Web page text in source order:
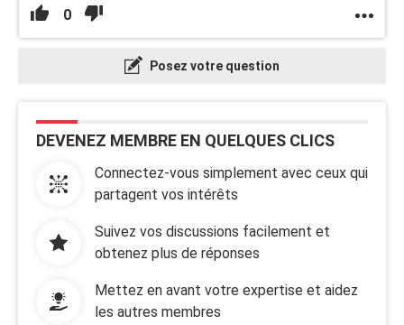
0
Posez votre question
DEVENEZ MEMBRE EN QUELQUES CLICS
Connectez-vous simplement avec ceux qui
partagent vos intérêts
Suivez vos discussions facilement et
obtenez plus de réponses
Mettez en avant votre expertise et aidez
les autres membres